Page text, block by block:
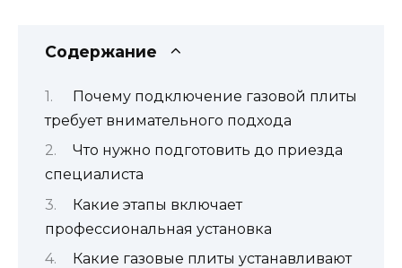
Содержание
Почему подключение газовой плиты
требует внимательного подхода
Что нужно подготовить до приезда
специалиста
Какие этапы включает
профессиональная установка
Какие газовые плиты устанавливают